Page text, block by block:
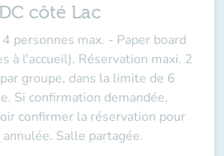
côté Lac
personnes max. - Paper board
à l'accueil). Réservation maxi. 2
groupe, dans la limite de 6
Si confirmation demandée,
confirmer la réservation pour
Salle partagée.